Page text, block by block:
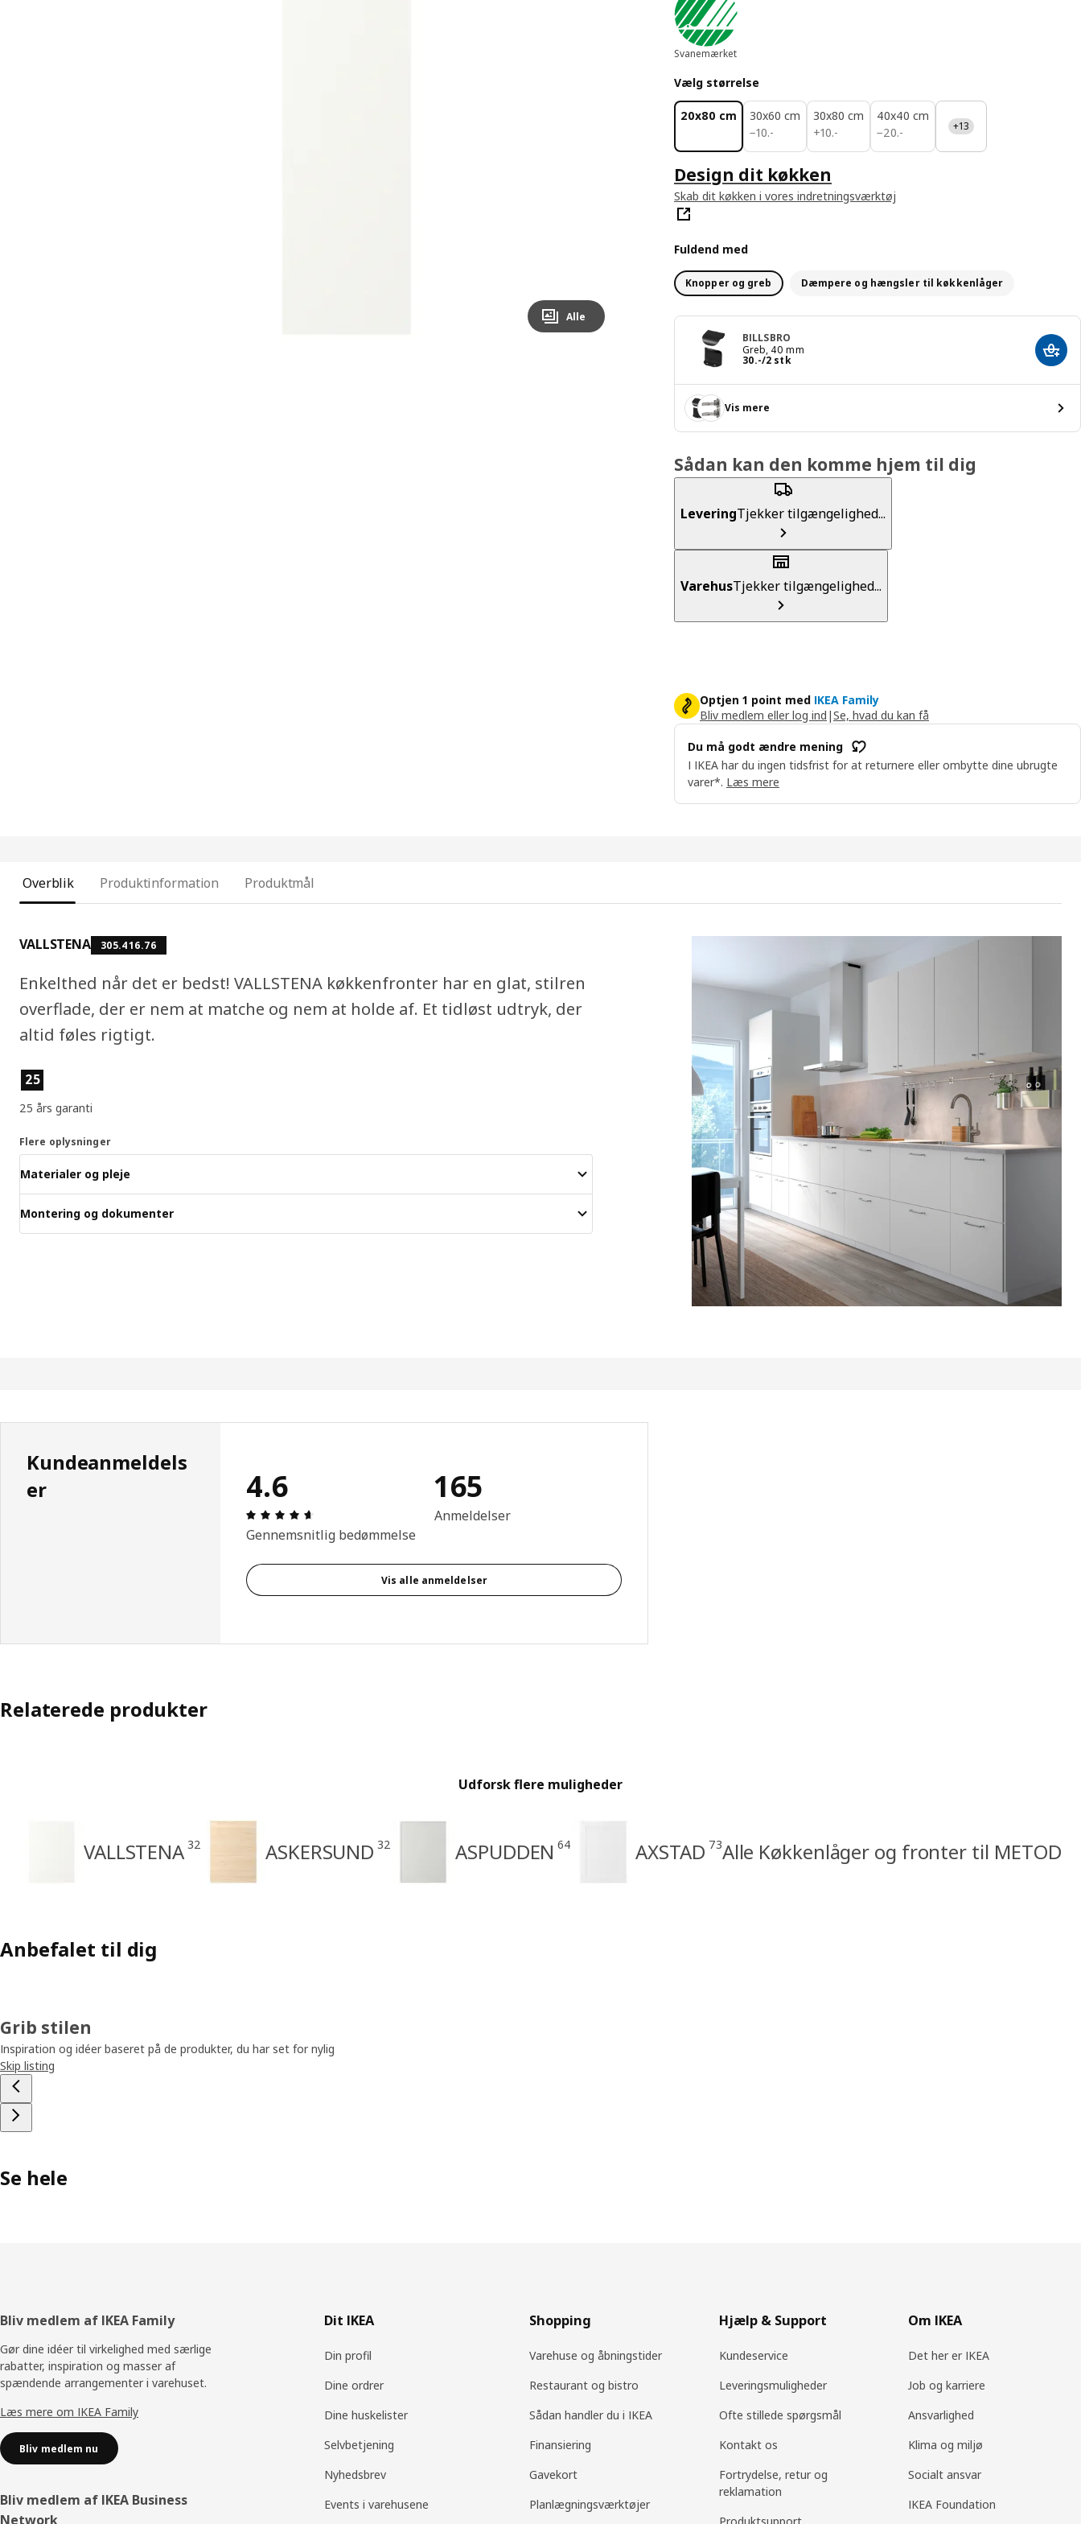
Alle
Svanemærket
Vælg størrelse
20x80 cm
30x60 cm
−10.-
10.-
30x80 cm
+10.-
10.-
40x40 cm
−20.-
20.- +13
Design dit køkken
Skab dit køkken i vores indretningsværktøj
Fuldend med
Knopper og greb Dæmpere og hængsler til køkkenlåger
BILLSBRO
Greb, 40 mm
30.-/2 stk
Pris 30.-/2 stk Læg i
Vis mere
Sådan kan den komme hjem til dig
LeveringTjekker tilgængelighed...
VarehusTjekker tilgængelighed...
Optjen 1 point med IKEA Family
Bliv medlem eller log ind |Se, hvad du kan få
Du må godt ændre mening
I IKEA har du ingen tidsfrist for at returnere eller ombytte dine ubrugte
varer*. Læs mere
Overblik Produktinformation Produktmål
VALLSTENA 305.416.76
Enkelthed når det er bedst! VALLSTENA køkkenfronter har en glat, stilren
overflade, der er nem at matche og nem at holde af. Et tidløst udtryk, der
altid føles rigtigt.
Produktfunktioner
25
25 års garanti
Flere oplysninger
Materialer og pleje
Montering og dokumenter
Kundeanmeldels
er
4.6
Anmeldelse: 4.6 Ud af 5 Stjerner. Anmeldelser i alt: 165
Gennemsnitlig bedømmelse
165
Anmeldelser
Vis alle anmeldelser
Relaterede produkter
Udforsk flere muligheder
VALLSTENA 32 ASKERSUND 32 ASPUDDEN 64 AXSTAD 73Alle Køkkenlåger og fronter til METOD
Anbefalet til dig
Grib stilen
Inspiration og idéer baseret på de produkter, du har set for nylig
Skip listing
Se hele
Footer
Bliv medlem af IKEA Family
Gør dine idéer til virkelighed med særlige
rabatter, inspiration og masser af
spændende arrangementer i varehuset.
Læs mere om IKEA Family
Bliv medlem nu
Bliv medlem af IKEA Business
Network
Dit IKEA
Din profil
Dine ordrer
Dine huskelister
Selvbetjening
Nyhedsbrev
Events i varehusene
Shopping
Varehuse og åbningstider
Restaurant og bistro
Sådan handler du i IKEA
Finansiering
Gavekort
Planlægningsværktøjer
Hjælp & Support
Kundeservice
Leveringsmuligheder
Ofte stillede spørgsmål
Kontakt os
Fortrydelse, retur og
reklamation
Om IKEA
Det her er IKEA
Job og karriere
Ansvarlighed
Klima og miljø
Socialt ansvar
IKEA Foundation